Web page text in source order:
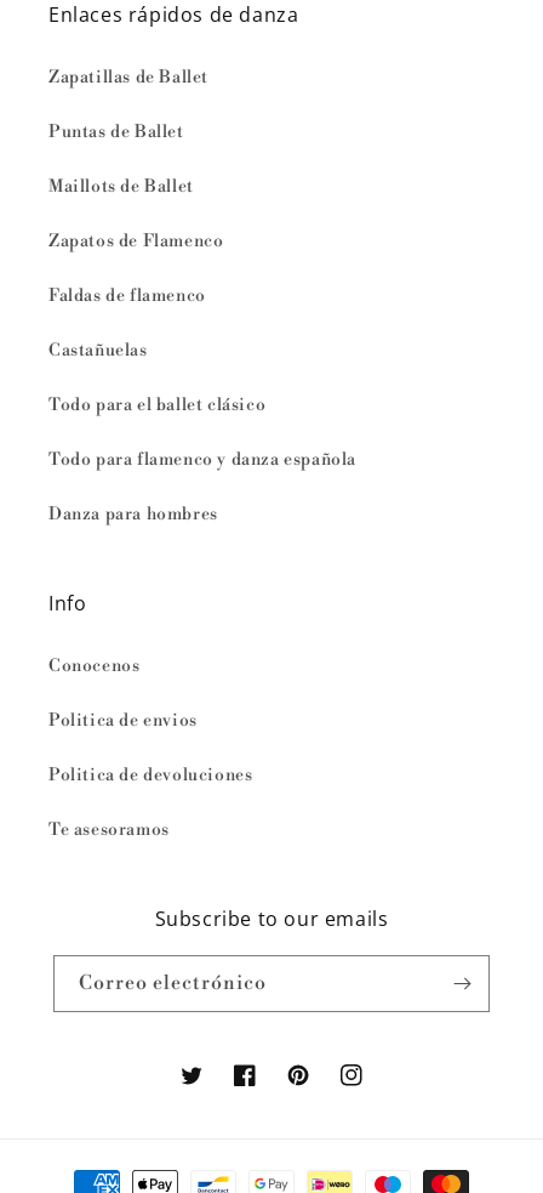
Enlaces rápidos de danza
Zapatillas de Ballet
Puntas de Ballet
Maillots de Ballet
Zapatos de Flamenco
Faldas de flamenco
Castañuelas
Todo para el ballet clásico
Todo para flamenco y danza española
Danza para hombres
Info
Conocenos
Politica de envios
Politica de devoluciones
Te asesoramos
Subscribe to our emails
Correo electrónico
TwitterFacebookPinterestInstagram
Formas